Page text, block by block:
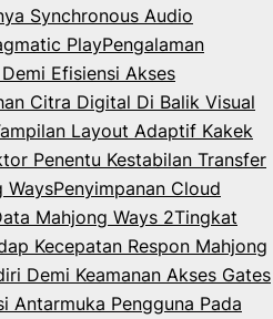
Synchronous Audio
PlayPengalaman
Efisiensi Akses
Citra Digital Di Balik Visual
Layout Adaptif Kakek
Penentu Kestabilan Transfer
WaysPenyimpanan Cloud
Mahjong Ways 2Tingkat
Kecepatan Respon Mahjong
Demi Keamanan Akses Gates
Antarmuka Pengguna Pada